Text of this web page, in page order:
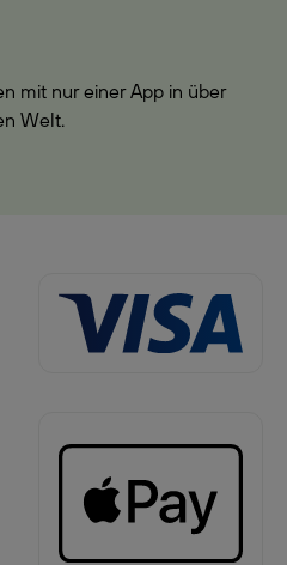
mit nur einer App in über
Welt.